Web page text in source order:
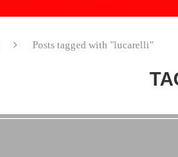
Posts tagged with "lucarelli"